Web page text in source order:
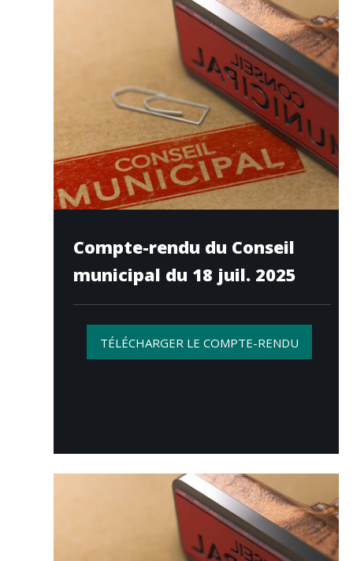
Compte-rendu du Conseil
municipal du 18 juil. 2025
TÉLÉCHARGER LE COMPTE-RENDU